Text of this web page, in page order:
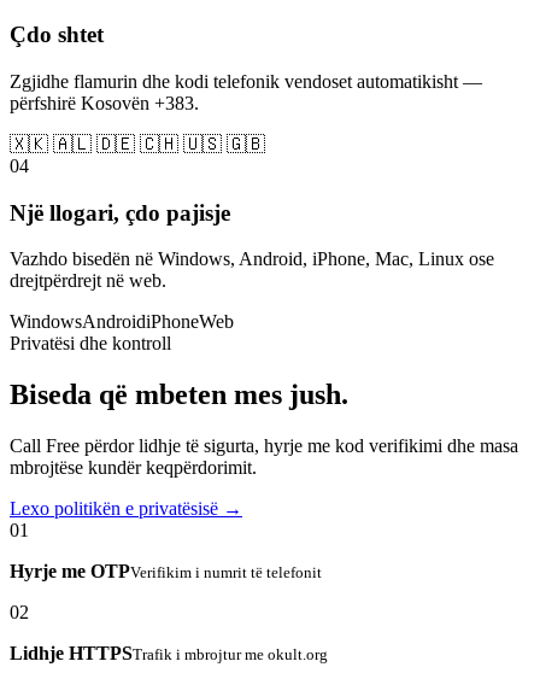
Çdo shtet
Zgjidhe flamurin dhe kodi telefonik vendoset automatikisht —
përfshirë Kosovën +383.
🇽🇰 🇦🇱 🇩🇪 🇨🇭 🇺🇸 🇬🇧
04
Një llogari, çdo pajisje
Vazhdo bisedën në Windows, Android, iPhone, Mac, Linux ose
drejtpërdrejt në web.
WindowsAndroidiPhoneWeb
Privatësi dhe kontroll
Biseda që mbeten mes jush.
Call Free përdor lidhje të sigurta, hyrje me kod verifikimi dhe masa
mbrojtëse kundër keqpërdorimit.
Lexo politikën e privatësisë →
01
Hyrje me OTPVerifikim i numrit të telefonit
02
Lidhje HTTPSTrafik i mbrojtur me okult.org